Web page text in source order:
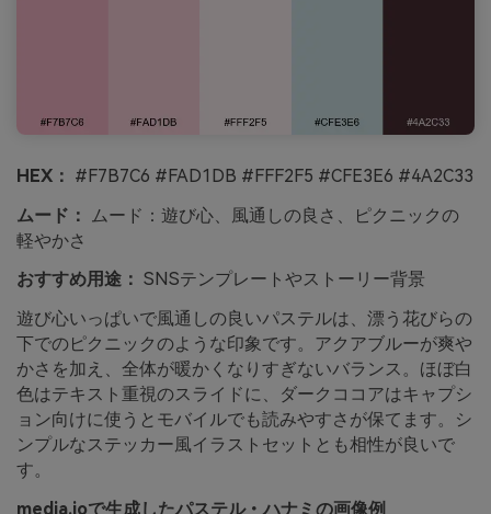
HEX： #F7B7C6 #FAD1DB #FFF2F5 #CFE3E6 #4A2C33
ムード：
ムード：遊び心、風通しの良さ、ピクニックの
軽やかさ
おすすめ用途： SNSテンプレートやストーリー背景
遊び心いっぱいで風通しの良いパステルは、漂う花びらの
下でのピクニックのような印象です。アクアブルーが爽や
かさを加え、全体が暖かくなりすぎないバランス。ほぼ白
色はテキスト重視のスライドに、ダークココアはキャプシ
ョン向けに使うとモバイルでも読みやすさが保てます。シ
ンプルなステッカー風イラストセットとも相性が良いで
す。
media.ioで生成したパステル・ハナミの画像例